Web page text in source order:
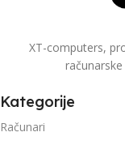
XT-computers,
Kategorije
Računari